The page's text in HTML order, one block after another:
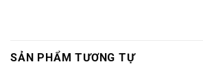
SẢN PHẨM TƯƠNG TỰ